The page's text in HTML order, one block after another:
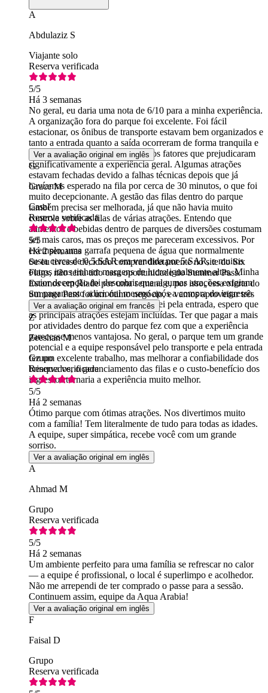
A
Abdulaziz S
Viajante solo
Reserva verificada
5/5
Há 3 semanas
No geral, eu daria uma nota de 6/10 para a minha experiência.
A organização fora do parque foi excelente. Foi fácil
estacionar, os ônibus de transporte estavam bem organizados e
tanto a entrada quanto a saída ocorreram de forma tranquila e
eficiente. No entanto, houve vários fatores que prejudicaram
significativamente a experiência geral. Algumas atrações
estavam fechadas devido a falhas técnicas depois que já
havíamos esperado na fila por cerca de 30 minutos, o que foi
muito decepcionante. A gestão das filas dentro do parque
também precisa ser melhorada, já que não havia muito
controle sobre as filas de várias atrações. Entendo que
alimentos e bebidas dentro de parques de diversões costumam
ser mais caros, mas os preços me pareceram excessivos. Por
exemplo, uma garrafa pequena de água que normalmente
custa cerca de 0,5 SAR era vendida por 5 SAR, e muitos
outros itens tinham margens de lucro igualmente altas. Minha
maior decepção foi descobrir que algumas atrações exigiam
um pagamento adicional mesmo após a compra do ingresso
para o parque aquático. Se já paguei pela entrada, espero que
as principais atrações estejam incluídas. Ter que pagar a mais
por atividades dentro do parque fez com que a experiência
parecesse menos vantajosa. No geral, o parque tem um grande
potencial e a equipe responsável pelo transporte e pela entrada
fez um excelente trabalho, mas melhorar a confiabilidade dos
brinquedos, o gerenciamento das filas e o custo-benefício dos
ingressos tornaria a experiência muito melhor.
Ver a avaliação original em inglês
G
Grace M
Casal
Reserva verificada
5/5
Há 2 semanas
Se eu tivesse decidido comprar diretamente no site do Six
Flags, não teria tido essa oportunidade do Summer Pass.
Estamos em Riade por uma semana e, por isso, essa oferta do
Summer Pass foi um ótimo negócio, e vamos aproveitar três
visitas.
Ver a avaliação original em francês
Z
Zeeshan M
Grupo
Reserva verificada
5/5
Há 2 semanas
Ótimo parque com ótimas atrações. Nos divertimos muito
com a família! Tem literalmente de tudo para todas as idades.
A equipe, super simpática, recebe você com um grande
sorriso.
Ver a avaliação original em inglês
A
Ahmad M
Grupo
Reserva verificada
5/5
Há 2 semanas
Um ambiente perfeito para uma família se refrescar no calor
— a equipe é profissional, o local é superlimpo e acolhedor.
Não me arrependi de ter comprado o passe para a sessão.
Continuem assim, equipe da Aqua Arabia!
Ver a avaliação original em inglês
F
Faisal D
Grupo
Reserva verificada